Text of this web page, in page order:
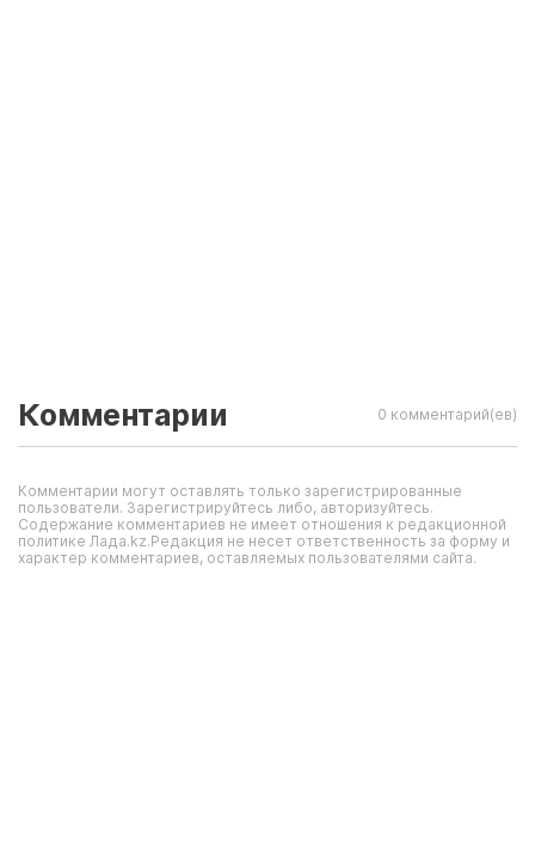
Комментарии 0 комментарий(ев)
Комментарии могут оставлять только зарегистрированные
пользователи. Зарегистрируйтесь либо, авторизуйтесь.
Содержание комментариев не имеет отношения к редакционной
политике Лада.kz.Редакция не несет ответственность за форму и
характер комментариев, оставляемых пользователями сайта.